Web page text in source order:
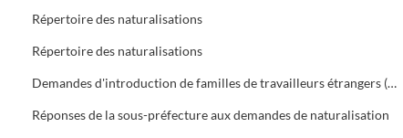
Répertoire des naturalisations
Répertoire des naturalisations
Demandes d'introduction de familles de travailleurs étrangers (regroupement familial). Eléments d'enquête et réglementations
Réponses de la sous-préfecture aux demandes de naturalisation